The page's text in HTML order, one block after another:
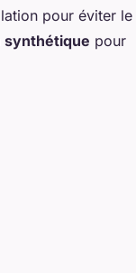
pour éviter le
synthétique pour